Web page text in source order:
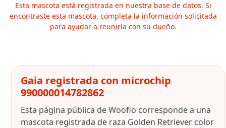
Esta mascota está registrada en nuestra base de datos. Si
encontraste esta mascota, completa la información solicitada
para ayudar a reunirla con su dueño.
Gaia registrada con microchip
990000014782862
Esta página pública de Woofio corresponde a una
mascota registrada de raza Golden Retriever color